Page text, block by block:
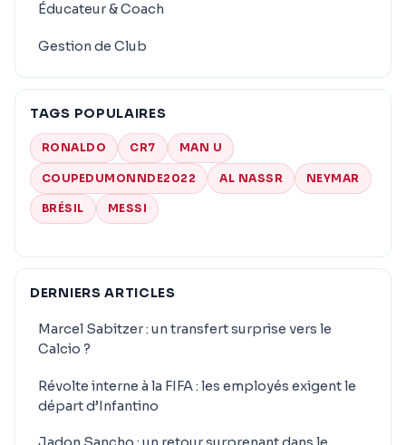
Éducateur & Coach
Gestion de Club
TAGS POPULAIRES
RONALDO CR7 MAN U
COUPEDUMONNDE2022 AL NASSR NEYMAR
BRÉSIL MESSI
DERNIERS ARTICLES
Marcel Sabitzer : un transfert surprise vers le
Calcio ?
Révolte interne à la FIFA : les employés exigent le
départ d’Infantino